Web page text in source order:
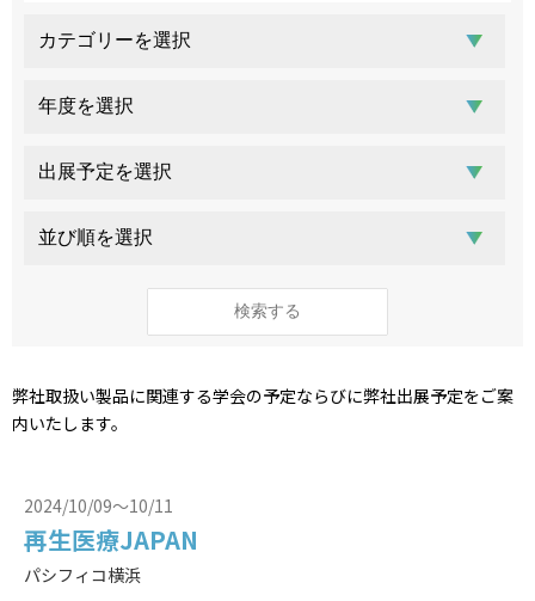
よくあるご質問
医療ガスパイピングシステム
バイオ機器
カタログ・資料請求
医療ガスパイピングシステム
イベント・セミナー
山梨事業所
検索する
弊社取扱い製品に関連する学会の予定ならびに弊社出展予定をご案
内いたします。
2024/10/09～10/11
再生医療JAPAN
パシフィコ横浜